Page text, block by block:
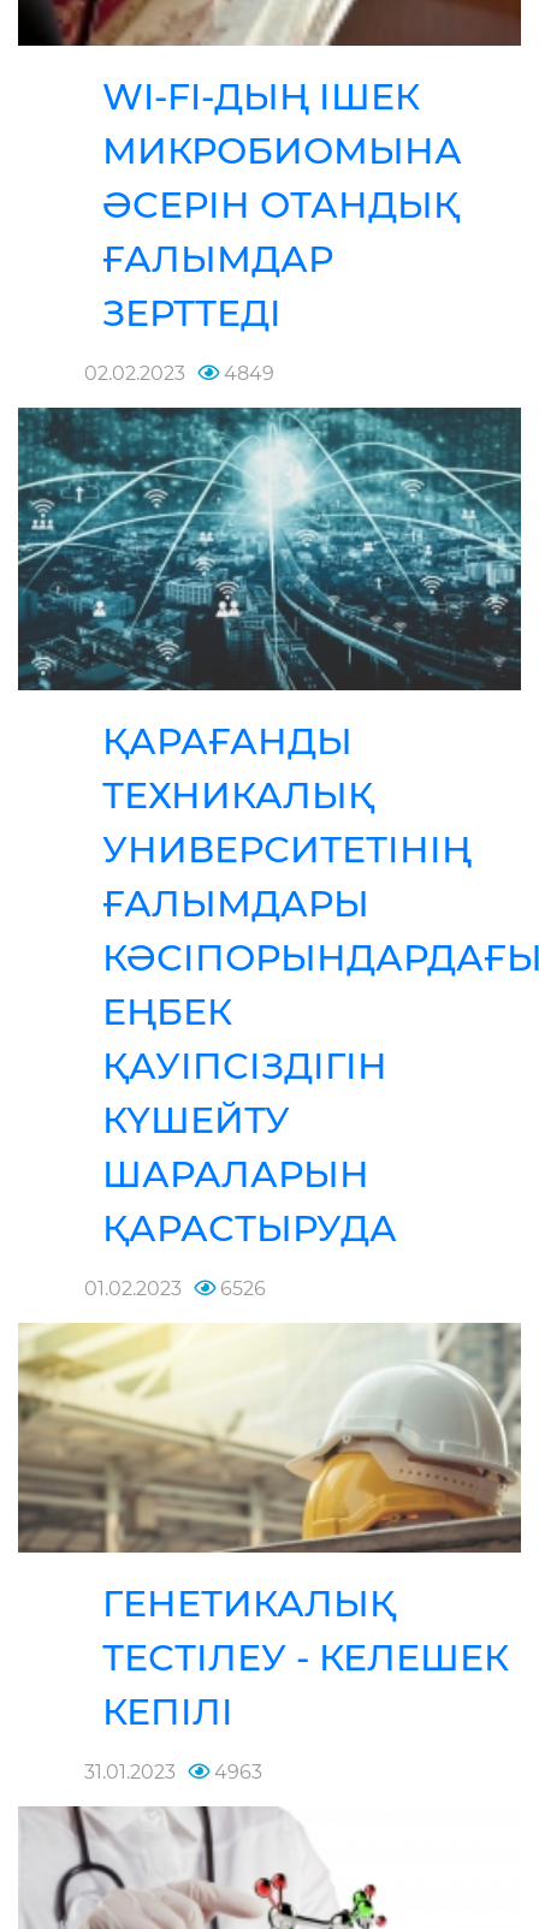
WI-FI-ДЫҢ ІШЕК
МИКРОБИОМЫНА
ӘСЕРІН ОТАНДЫҚ
ҒАЛЫМДАР
ЗЕРТТЕДІ
02.02.2023 4849
ҚАРАҒАНДЫ
ТЕХНИКАЛЫҚ
УНИВЕРСИТЕТІНІҢ
ҒАЛЫМДАРЫ
ЕҢБЕК
ҚАУІПСІЗДІГІН
КҮШЕЙТУ
ШАРАЛАРЫН
ҚАРАСТЫРУДА
01.02.2023 6526
ГЕНЕТИКАЛЫҚ
ТЕСТІЛЕУ - КЕЛЕШЕК
КЕПІЛІ
31.01.2023 4963